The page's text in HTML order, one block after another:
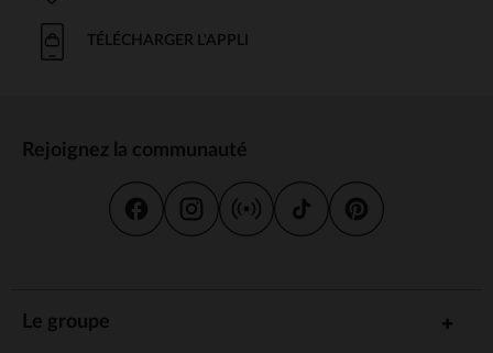
TÉLÉCHARGER L'APPLI
Rejoignez la communauté
Le groupe